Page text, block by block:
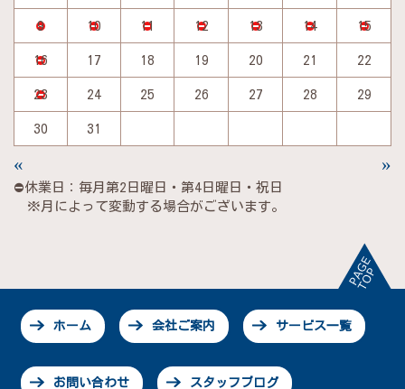
9 10 11 12 13 14 15
16 17 18 19 20 21 22
23 24 25 26 27 28 29
30 31
« »
⛔休業日：毎月第2日曜日・第4日曜日・祝日
※月によって変動する場合がございます。
ホーム 会社ご案内 サービス一覧
お問い合わせ スタッフブログ